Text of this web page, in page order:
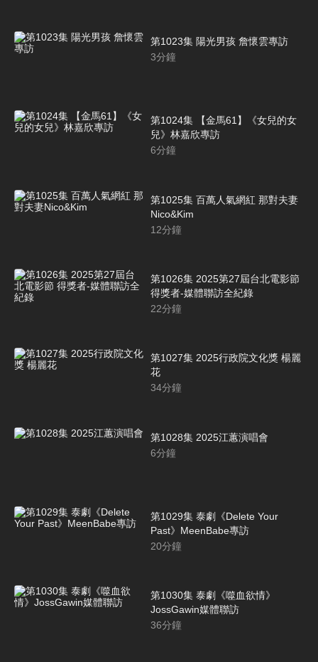
第1023集 陽光男孩 詹懷雲專訪
3分鐘
第1024集 【金馬61】《女兒的女
兒》林嘉欣專訪
6分鐘
第1025集 百萬人氣網紅 那對夫妻
Nico&Kim
12分鐘
第1026集 2025第27屆台北電影節
得獎者-媒體聯訪全紀錄
22分鐘
第1027集 2025行政院文化獎 楊麗
花
34分鐘
第1028集 2025江蕙演唱會
6分鐘
第1029集 泰劇《Delete Your
Past》MeenBabe專訪
20分鐘
第1030集 泰劇《噬血欲情》
JossGawin媒體聯訪
36分鐘